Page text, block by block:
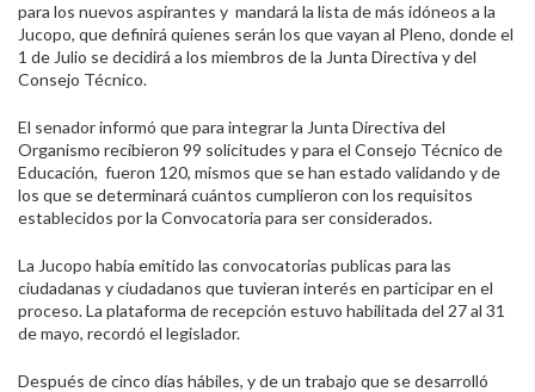
para los nuevos aspirantes y mandará la lista de más idóneos a la
Jucopo, que definirá quienes serán los que vayan al Pleno, donde el
1 de Julio se decidirá a los miembros de la Junta Directiva y del
Consejo Técnico.
El senador informó que para integrar la Junta Directiva del
Organismo recibieron 99 solicitudes y para el Consejo Técnico de
Educación, fueron 120, mismos que se han estado validando y de
los que se determinará cuántos cumplieron con los requisitos
establecidos por la Convocatoria para ser considerados.
La Jucopo había emitido las convocatorias publicas para las
ciudadanas y ciudadanos que tuvieran interés en participar en el
proceso. La plataforma de recepción estuvo habilitada del 27 al 31
de mayo, recordó el legislador.
Después de cinco días hábiles, y de un trabajo que se desarrolló